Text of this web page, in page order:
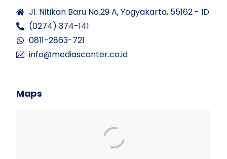
Jl. Nitikan Baru No.29 A, Yogyakarta, 55162 - ID
(0274) 374-141
0811-2863-721
info@mediascanter.co.id
Maps